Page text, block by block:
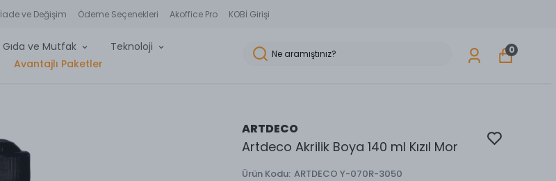
İade ve Değişim Ödeme Seçenekleri Akoffice Pro KOBİ Girişi
Gıda ve Mutfak
Teknoloji
Avantajlı Paketler
0
ARTDECO
Artdeco Akrilik Boya 140 ml Kızıl Mor
Ürün Kodu: ARTDECO Y-070R-3050